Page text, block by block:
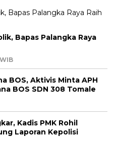
Bapas Palangka Raya
BOS, Aktivis Minta APH
BOS SDN 308 Tomale
Kadis PMK Rohil
Laporan Kepolisi